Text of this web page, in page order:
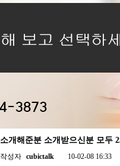
소개해준분 소개받으신분 모두
작성자 cubictalk 10-02-08 16:33